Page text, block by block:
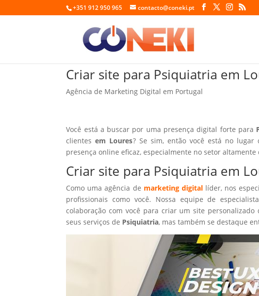
+351 912 950 965 contacto@coneki.pt
Criar site para Psiquiatria em
Agência de Marketing Digital em Portugal
Você está a buscar por uma presença digital forte para
clientesem Loures? Se sim, então você está no lugar
presença online eficaz, especialmente no setor
Criar site para Psiquiatria em
Como uma agência de marketing digitallíder, nos
profissionais como você. Nossa equipe de
colaboração com você para criar um site
seus serviços de Psiquiatria, mas também se destaque